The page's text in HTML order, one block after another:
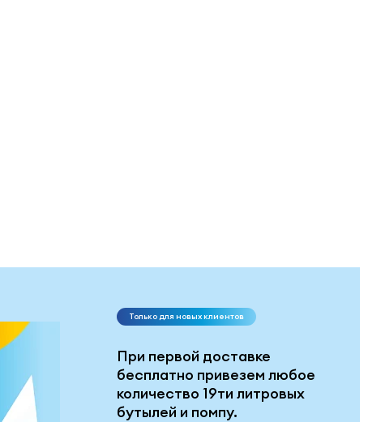
Только для новых клиентов
При первой доставке
бесплатно привезем любое
количество 19ти литровых
бутылей и помпу.